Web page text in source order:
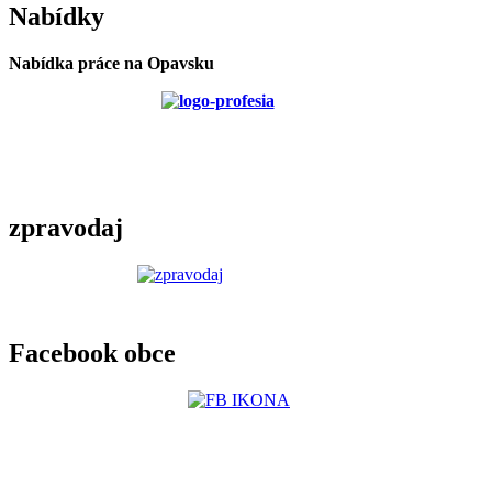
Nabídky
Nabídka práce na Opavsku
zpravodaj
Facebook obce